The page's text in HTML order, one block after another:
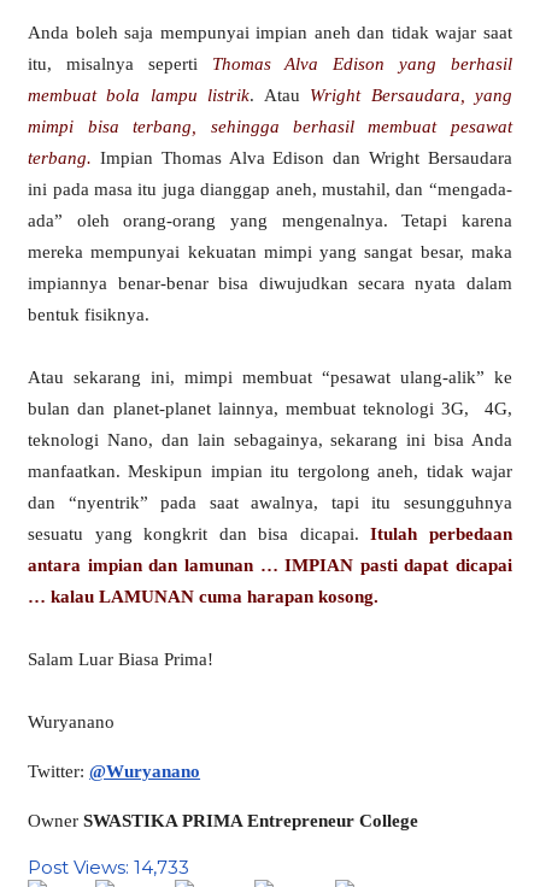
Anda boleh saja mempunyai impian aneh dan tidak wajar saat
itu, misalnya seperti Thomas Alva Edison yang berhasil
membuat bola lampu listrik. Atau Wright Bersaudara, yang
mimpi bisa terbang, sehingga berhasil membuat pesawat
terbang. Impian Thomas Alva Edison dan Wright Bersaudara
ini pada masa itu juga dianggap aneh, mustahil, dan “mengada-
ada” oleh orang-orang yang mengenalnya. Tetapi karena
mereka mempunyai kekuatan mimpi yang sangat besar, maka
impiannya benar-benar bisa diwujudkan secara nyata dalam
bentuk fisiknya.
Atau sekarang ini, mimpi membuat “pesawat ulang-alik” ke
bulan dan planet-planet lainnya, membuat teknologi 3G, 4G,
teknologi Nano, dan lain sebagainya, sekarang ini bisa Anda
manfaatkan. Meskipun impian itu tergolong aneh, tidak wajar
dan “nyentrik” pada saat awalnya, tapi itu sesungguhnya
sesuatu yang kongkrit dan bisa dicapai.Itulah perbedaan
antara impian dan lamunan … IMPIAN pasti dapat dicapai
… kalau LAMUNAN cuma harapan kosong.
Salam Luar Biasa Prima!
Wuryanano
Twitter:@Wuryanano
OwnerSWASTIKA PRIMA Entrepreneur College
Post Views: 14,733